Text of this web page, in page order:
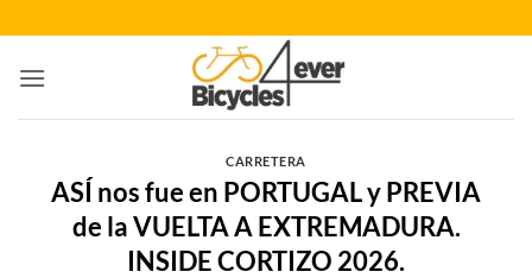
al
contenido
CARRETERA
ASÍ nos fue en PORTUGAL y PREVIA
de la VUELTA A EXTREMADURA.
INSIDE CORTIZO 2026.